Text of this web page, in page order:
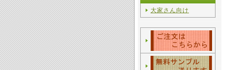
大家さん向け